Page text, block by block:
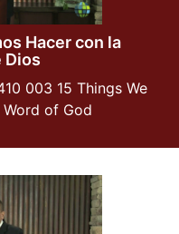
Hacer con la
Dios
003 15 Things We
of God